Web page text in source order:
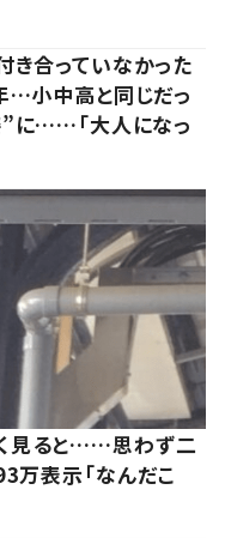
き合っていなかった
…小中高と同じだっ
に……「大人になっ
見ると……思わず二
万表示「なんだこ